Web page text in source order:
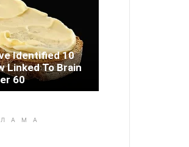
Identified 10
Linked To Brain
60